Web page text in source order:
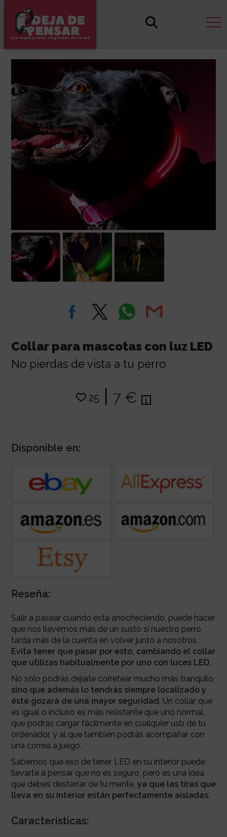
Los regalos más originales de la red
Collar para mascotas con luz LED
No pierdas de vista a tu perro
25 | 7 €
Disponible en:
Reseña:
Salir a pasear cuando está anocheciendo, puede hacer
que nos llevemos más de un susto si nuestro perro
tarda más de la cuenta en volver junto a nosotros.
Evita tener que pasar por esto, cambiando el collar
que utilizas habitualmente por uno con luces LED.
No solo podrás dejarle corretear mucho más tranquilo,
sino que además lo tendrás siempre localizado y
éste gozará de una mayor seguridad . Un collar, que
es igual o incluso es más resistente que uno normal,
que podrás cargar fácilmente en cualquier usb de tu
ordenador, y al que también podrás acompañar con
una correa a juego.
Sabemos que eso de tener LED en su interior puede
llevarte a pensar que no es seguro, pero es una idea
que debes desterrar de tu mente, ya que las tiras que
lleva en su interior están perfectamente aisladas.
Características: